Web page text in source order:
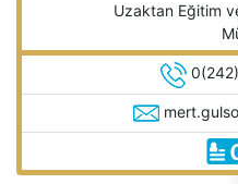
Uzaktan Eğitim